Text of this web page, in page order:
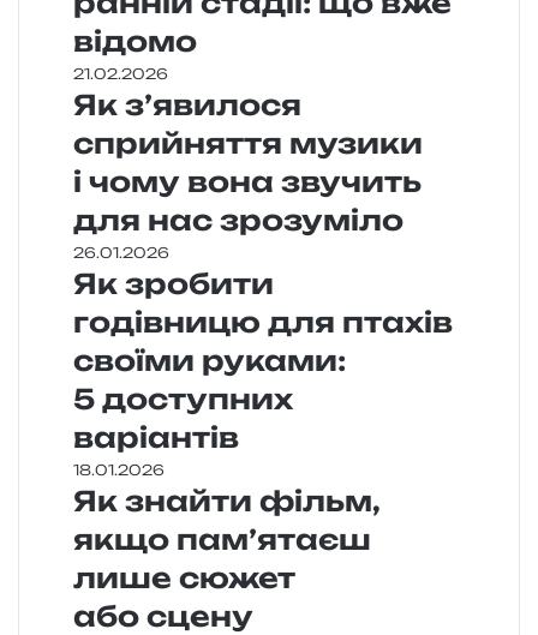
відомо
21.02.2026
Як з’явилося
сприйняття музики
і чому вона звучить
для нас зрозуміло
26.01.2026
Як зробити
годівницю для птахів
своїми руками:
5 доступних
варіантів
18.01.2026
Як знайти фільм,
якщо пам’ятаєш
лише сюжет
або сцену